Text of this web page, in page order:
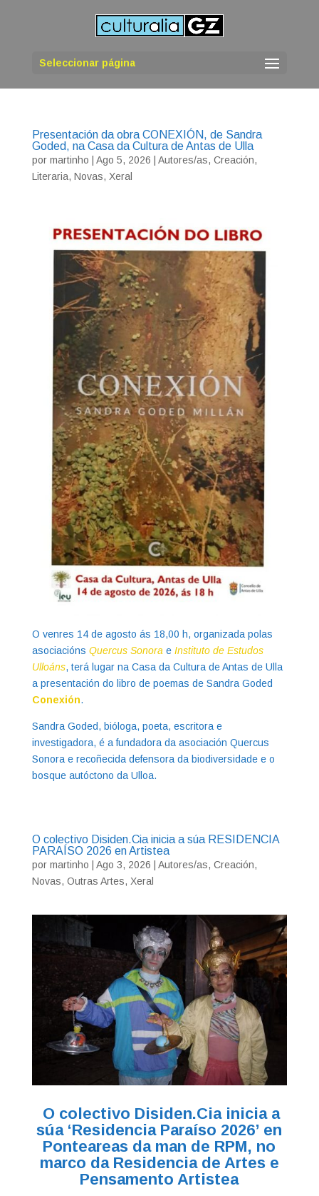
Seleccionar página
Presentación da obra CONEXIÓN, de Sandra
Goded, na Casa da Cultura de Antas de Ulla
por martinho Ago 5, 2026 Autores/as, Creación,
Literaria, Novas, Xeral
O venres 14 de agosto ás 18,00 h, organizada polas
asociacións Quercus Sonora e Instituto de Estudos
Ulloáns, terá lugar na Casa da Cultura de Antas de Ulla
a presentación do libro de poemas de Sandra Goded
Conexión.
Sandra Goded, bióloga, poeta, escritora e
investigadora, é a fundadora da asociación Quercus
Sonora e recoñecida defensora da biodiversidade e o
bosque autóctono da Ulloa.
O colectivo Disiden.Cia inicia a súa RESIDENCIA
PARAÍSO 2026 en Artistea
por martinho Ago 3, 2026 Autores/as, Creación,
Novas, Outras Artes, Xeral
O colectivo Disiden.Cia inicia a
súa ‘Residencia Paraíso 2026’ en
Ponteareas da man de RPM, no
marco da Residencia de Artes e
Pensamento Artistea